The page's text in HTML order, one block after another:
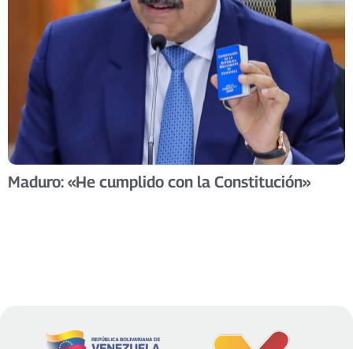
Maduro: «He cumplido con la Constitución»